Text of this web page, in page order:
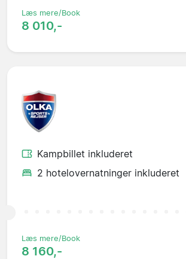
Læs mere/Book
8 010,-
Kampbillet inkluderet
2 hotelovernatninger inkluderet
Læs mere/Book
8 160,-